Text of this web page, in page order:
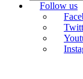
Follow us